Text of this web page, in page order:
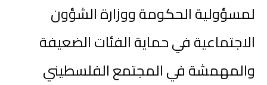
لمسؤولية الحكومة ووزارة الشؤون
الاجتماعية في حماية الفئات الضعيفة
والمهمشة في المجتمع الفلسطيني